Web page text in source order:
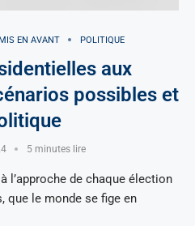
EN AVANT POLITIQUE
aux
possibles et
5 minutes lire
l’approche de chaque élection
que le monde se fige en